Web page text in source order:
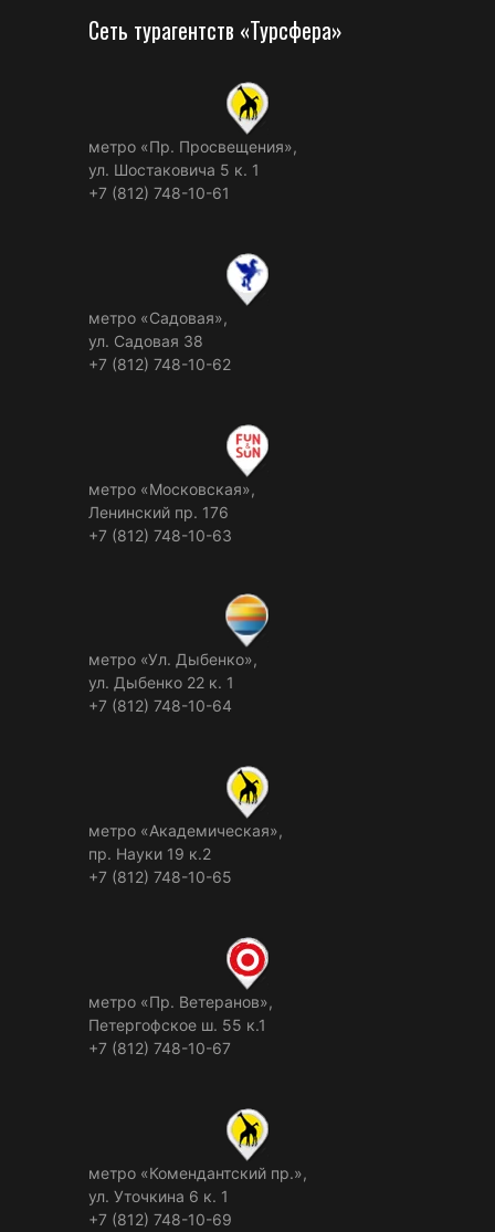
Сеть турагентств «Турсфера»
метро «Пр. Просвещения»,
ул. Шостаковича 5 к. 1
+7 (812) 748-10-61
метро «Садовая»,
ул. Садовая 38
+7 (812) 748-10-62
метро «Московская»,
Ленинский пр. 176
+7 (812) 748-10-63
метро «Ул. Дыбенко»,
ул. Дыбенко 22 к. 1
+7 (812) 748-10-64
метро «Академическая»,
пр. Науки 19 к.2
+7 (812) 748-10-65
метро «Пр. Ветеранов»,
Петергофское ш. 55 к.1
+7 (812) 748-10-67
метро «Комендантский пр.»,
ул. Уточкина 6 к. 1
+7 (812) 748-10-69